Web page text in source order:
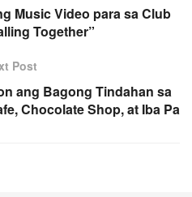
Music Video para sa Club
Together”
Post
ang Bagong Tindahan sa
Chocolate Shop, at Iba Pa